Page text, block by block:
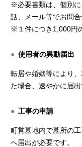
※必要書類は、個別
話、メール等でお問合
※１件につき1,000円
使用者の異動届出
転居や婚姻等により
た場合、速やかに届出
工事の申請
町営墓地内で墓所の
へ届出が必要です。